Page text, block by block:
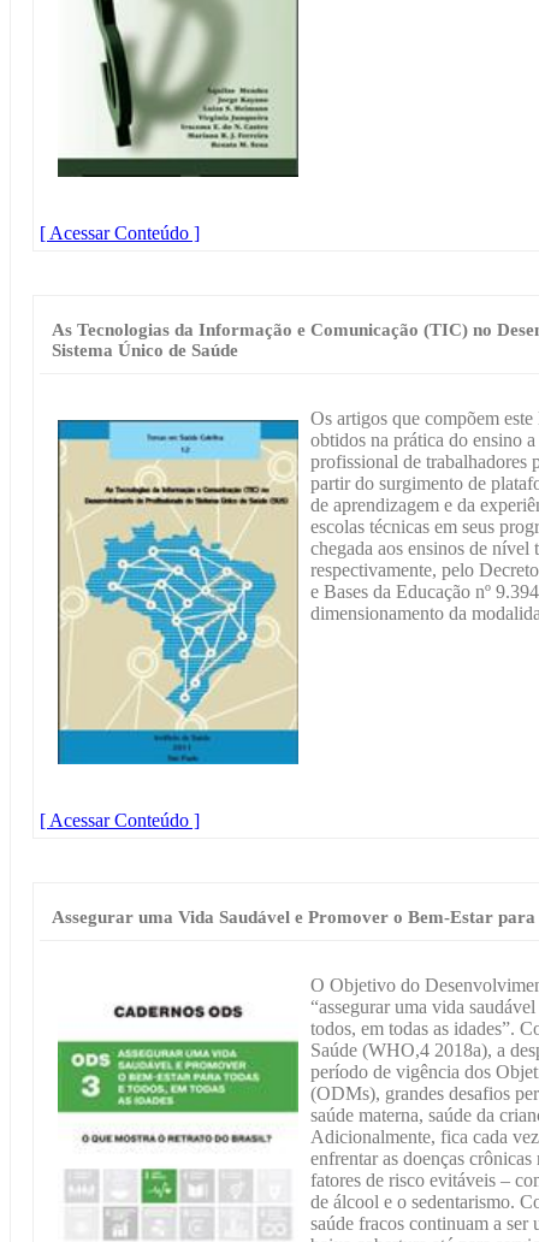
[ Acessar Conteúdo ]
As Tecnologias da Informação e Comunicação (TIC) no
Sistema Único de Saúde
Os artigos que compõem
obtidos na prática do ensino
profissional de trabalhadores
partir do surgimento de
de aprendizagem e da
escolas técnicas em seus
chegada aos ensinos de nível
respectivamente, pelo
e Bases da Educação nº
dimensionamento da
[ Acessar Conteúdo ]
Assegurar uma Vida Saudável e Promover o Bem-Estar para
O Objetivo do
“assegurar uma vida
todos, em todas as idades”.
Saúde (WHO,4 2018a), a
período de vigência dos
(ODMs), grandes desafios
saúde materna, saúde da
Adicionalmente, fica cada
enfrentar as doenças
fatores de risco evitáveis –
de álcool e o sedentarismo.
saúde fracos continuam a ser